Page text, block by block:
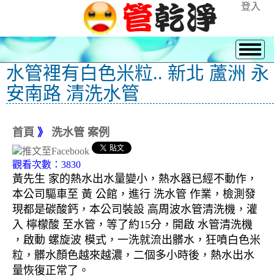
登入
水管裡有白色米粒.. 新北 蘆洲 永
安南路 清洗水管
首頁 》 洗水管 案例
觀看次數：3830
黃先生 家的熱水出水量變小，熱水器已經不動作，
本公司驅車至 黃 公館，進行 洗水管 作業，檢測發
現都是碳酸鈣，本公司裝設 高周波水管清洗機，灌
入 檸檬酸 至水管，等了約15分，開啟 水管清洗機
，啟動 螺旋波 模式，一洗就流出髒水，狂噴白色米
粒，髒水顏色越來越濃，二個多小時後，熱水出水
量恢復正常了。